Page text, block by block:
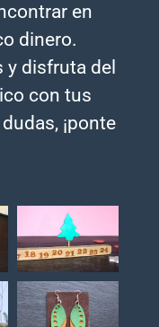
en
dinero.
y disfruta del
con tus
¡ponte